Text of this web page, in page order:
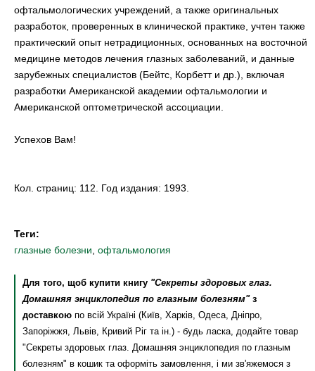
офтальмологических учреждений, а также оригинальных
разработок, проверенных в клинической практике, учтен также
практический опыт нетрадиционных, основанных на восточной
медицине методов лечения глазных заболеваний, и данные
зарубежных специалистов (Бейтс, Корбетт и др.), включая
разработки Американской академии офтальмологии и
Американской оптометрической ассоциации.
Успехов Вам!
Кол. страниц: 112. Год издания: 1993.
Теги:
глазные болезни офтальмология
Для того, щоб купити книгу "Секреты здоровых глаз.
Домашняя энциклопедия по глазным болезням"з
доставкою по всій Україні (Київ, Харків, Одеса, Дніпро,
Запоріжжя, Львів, Кривий Ріг та ін.) - будь ласка, додайте товар
"Секреты здоровых глаз. Домашняя энциклопедия по глазным
болезням" в кошик та оформіть замовлення, і ми зв'яжемося з